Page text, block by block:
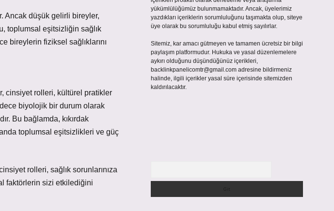
Ancak düşük gelirli bireyler,
toplumsal eşitsizliğin sağlık
bireylerin fiziksel sağlıklarını
cinsiyet rolleri, kültürel pratikler
biyolojik bir durum olarak
Bu bağlamda, kıkırdak
toplumsal eşitsizlikleri ve güç
rolleri, sağlık sorunlarınıza
faktörlerin sizi etkilediğini
yükümlülüğümüz bulunmamaktadır. Ancak, üyelerimiz
yazdıkları içeriklerin sorumluluğunu taşımakta olup, siteye
üye olarak bu sorumluluğu kabul etmiş sayılırlar.
Sitemiz, kar amacı gütmeyen ve tamamen ücretsiz bir bilgi
paylaşım platformudur. Hukuka ve yasal düzenlemelere
aykırı olduğunu düşündüğünüz içerikleri,
backlinkpanelicomtr@gmail.comadresine bildirmeniz
halinde, ilgili içerikler yasal süre içerisinde sitemizden
kaldırılacaktır.